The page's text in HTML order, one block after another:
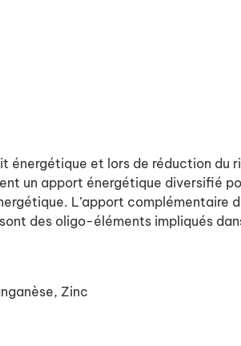
énergétique et lors de réduction du
un apport énergétique diversifié
L’apport complémentaire
des oligo-éléments impliqués
Zinc